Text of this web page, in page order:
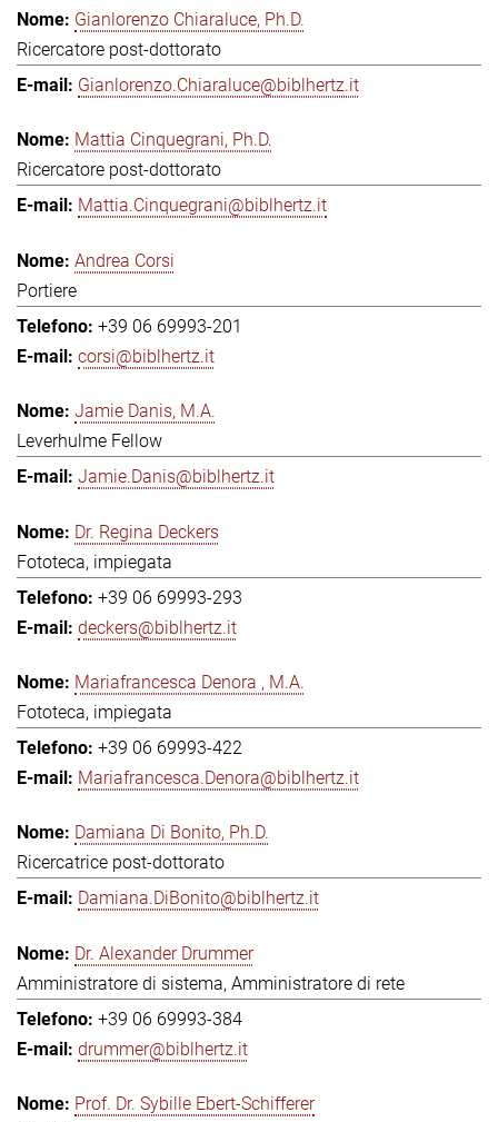
Gianlorenzo Chiaraluce, Ph.D.
Ricercatore post-dottorato
Gianlorenzo.Chiaraluce@biblhertz.it
Mattia Cinquegrani, Ph.D.
Ricercatore post-dottorato
Mattia.Cinquegrani@biblhertz.it
Andrea Corsi
Portiere
+39 06 69993-201
corsi@biblhertz.it
Jamie Danis, M.A.
Leverhulme Fellow
Jamie.Danis@biblhertz.it
Dr. Regina Deckers
Fototeca, impiegata
+39 06 69993-293
deckers@biblhertz.it
Mariafrancesca Denora , M.A.
Fototeca, impiegata
+39 06 69993-422
Mariafrancesca.Denora@biblhertz.it
Damiana Di Bonito, Ph.D.
Ricercatrice post-dottorato
Damiana.DiBonito@biblhertz.it
Dr. Alexander Drummer
Amministratore di sistema, Amministratore di rete
+39 06 69993-384
drummer@biblhertz.it
Prof. Dr. Sybille Ebert-Schifferer